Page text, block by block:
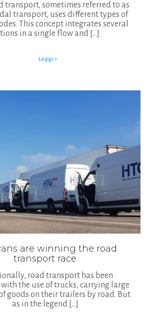
transport, sometimes referred to as
transport, uses different types of
This concept integrates several
in a single flow and […]
Leggi >
are winning the road
transport race
road transport has been
the use of trucks, carrying large
goods on their trailers by road. But
as in the legend […]